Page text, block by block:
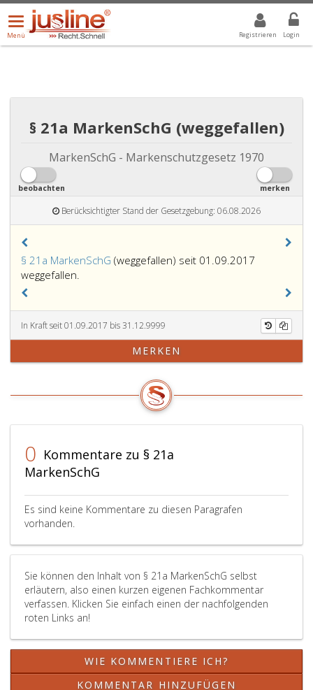
Registrieren Login
Menü
öffnen/schließen
Menü
ALLE DROPDOWN: GEWÄHLTER WERT IST ALLE
§ 21a MarkenSchG (weggefallen)
MarkenSchG - Markenschutzgesetz 1970
beobachten merken
Berücksichtigter Stand der Gesetzgebung: 06.08.2026
§ 21a MarkenSchG (weggefallen) seit 01.09.2017
weggefallen.
In Kraft seit 01.09.2017 bis 31.12.9999
MERKEN
0 Kommentare zu § 21a
MarkenSchG
Es sind keine Kommentare zu diesen Paragrafen
vorhanden.
Sie können den Inhalt von § 21a MarkenSchG selbst
erläutern, also einen kurzen eigenen Fachkommentar
verfassen. Klicken Sie einfach einen der nachfolgenden
roten Links an!
WIE KOMMENTIERE ICH?
KOMMENTAR HINZUFÜGEN